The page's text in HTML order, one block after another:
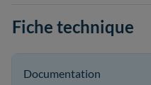
Fiche technique
Documentation